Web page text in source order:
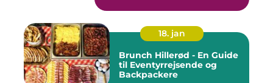
18. jan
Brunch Hillerød - En Guide
til Eventyrrejsende og
Backpackere